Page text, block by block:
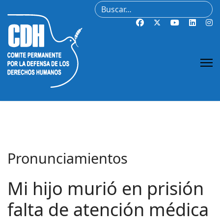
Buscar
Pronunciamientos
Mi hijo murió en prisión
falta de atención médica